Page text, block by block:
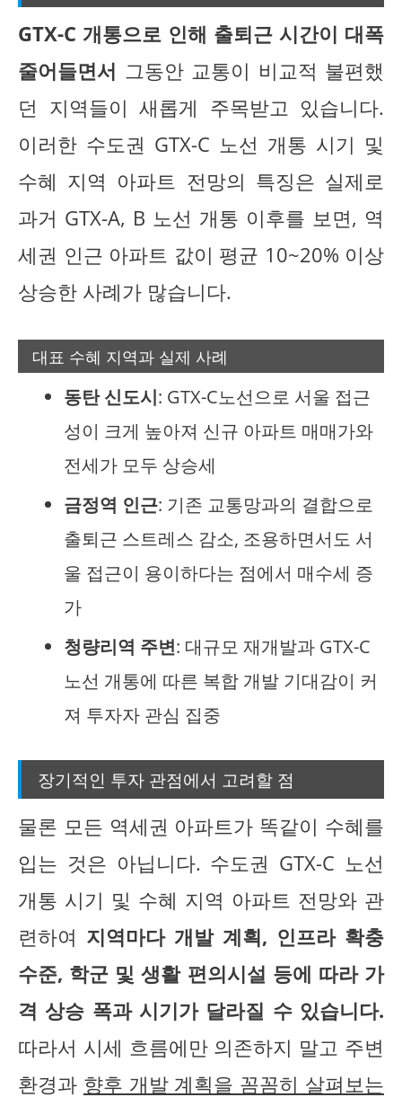
GTX-C 개통으로 인해 출퇴근 시간이 대폭
줄어들면서 그동안 교통이 비교적 불편했
던 지역들이 새롭게 주목받고 있습니다.
이러한 수도권 GTX-C 노선 개통 시기 및
수혜 지역 아파트 전망의 특징은 실제로
과거 GTX-A, B 노선 개통 이후를 보면, 역
세권 인근 아파트 값이 평균 10~20% 이상
상승한 사례가 많습니다.
대표 수혜 지역과 실제 사례
동탄 신도시: GTX-C노선으로 서울 접근
성이 크게 높아져 신규 아파트 매매가와
전세가 모두 상승세
금정역 인근: 기존 교통망과의 결합으로
출퇴근 스트레스 감소, 조용하면서도 서
울 접근이 용이하다는 점에서 매수세 증
가
청량리역 주변: 대규모 재개발과 GTX-C
노선 개통에 따른 복합 개발 기대감이 커
져 투자자 관심 집중
장기적인 투자 관점에서 고려할 점
물론 모든 역세권 아파트가 똑같이 수혜를
입는 것은 아닙니다. 수도권 GTX-C 노선
개통 시기 및 수혜 지역 아파트 전망와 관
련하여 지역마다 개발 계획, 인프라 확충
수준, 학군 및 생활 편의시설 등에 따라 가
격 상승 폭과 시기가 달라질 수 있습니다.
따라서 시세 흐름에만 의존하지 말고 주변
환경과 향후 개발 계획을 꼼꼼히 살펴보는